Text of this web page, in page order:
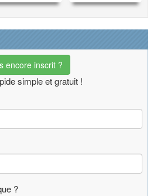
encore inscrit ?
simple et gratuit !
?